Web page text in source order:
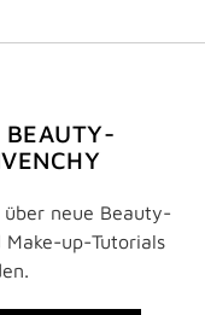
BEAUTY-
neue Beauty-
Make-up-Tutorials